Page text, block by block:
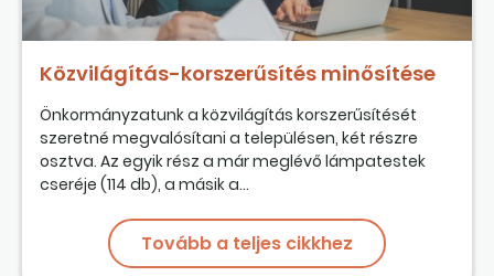
Közvilágítás-korszerűsítés minősítése
Önkormányzatunk a közvilágítás korszerűsítését
szeretné megvalósítani a településen, két részre
osztva. Az egyik rész a már meglévő lámpatestek
cseréje (114 db), a másik a...
Tovább a teljes cikkhez